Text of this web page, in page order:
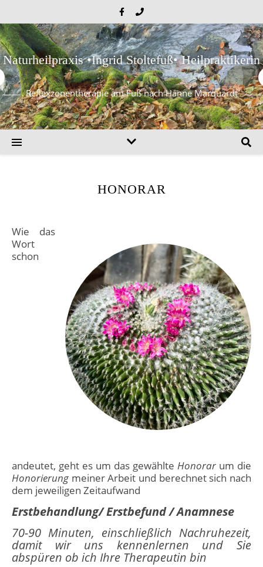
Naturheilpraxis •Ingrid Stoltefuß• Heilpraktikerin
Reflexzonentherapie am Fuß nach Hanne Marquardt
HONORAR
Wie das
Wort
schon
andeutet, geht es um das gewählte Honorar um die
Honorierung meiner Arbeit und berechnet sich nach
dem jeweiligen Zeitaufwand
Erstbehandlung/ Erstbefund/ Anamnese
70-90 Minuten, einschließlich Nachruhezeit,
damit wir uns kennenlernen und Sie
abspüren ob ich Ihre Therapeutin bin